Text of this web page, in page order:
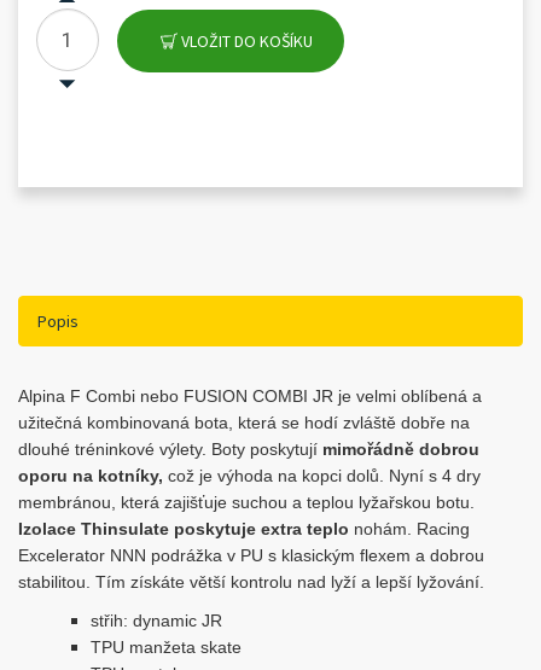
VLOŽIT DO KOŠÍKU
Popis
Alpina F Combi nebo FUSION COMBI JR je velmi oblíbená a
užitečná kombinovaná bota, která se hodí zvláště dobře na
dlouhé tréninkové výlety. Boty poskytují mimořádně dobrou
oporu na kotníky, což je výhoda na kopci dolů. Nyní s 4 dry
membránou, která zajišťuje suchou a teplou lyžařskou botu.
Izolace Thinsulate poskytuje extra teplo nohám. Racing
Excelerator NNN podrážka v PU s klasickým flexem a dobrou
stabilitou. Tím získáte větší kontrolu nad lyží a lepší lyžování.
střih: dynamic JR
TPU manžeta skate